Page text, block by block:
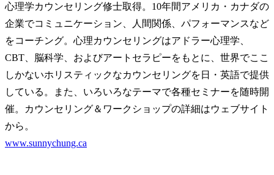
心理学カウンセリング修士取得。10年間アメリカ・カナダの
企業でコミュニケーション、人間関係、パフォーマンスなど
をコーチング。心理カウンセリングはアドラー心理学、
CBT、脳科学、およびアートセラピーをもとに、世界でここ
しかないホリスティックなカウンセリングを日・英語で提供
している。また、いろいろなテーマで各種セミナーを随時開
催。カウンセリング＆ワークショップの詳細はウェブサイト
から。
www.sunnychung.ca